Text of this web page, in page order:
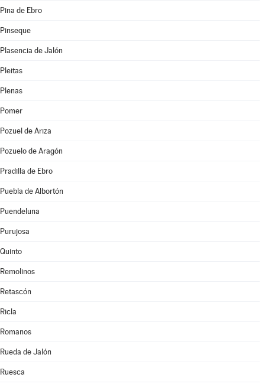
Pina de Ebro
Pinseque
Plasencia de Jalón
Pleitas
Plenas
Pomer
Pozuel de Ariza
Pozuelo de Aragón
Pradilla de Ebro
Puebla de Albortón
Puendeluna
Purujosa
Quinto
Remolinos
Retascón
Ricla
Romanos
Rueda de Jalón
Ruesca